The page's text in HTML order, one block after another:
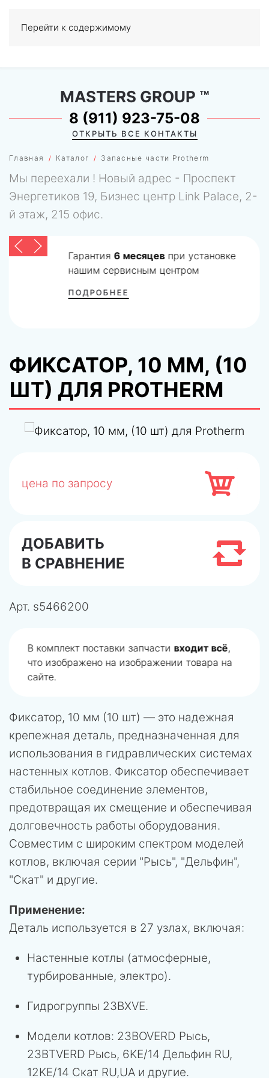
Перейти к содержимому
0
Главная Каталог Запасные части Protherm
MASTERS GROUP ™
8 (911) 923-75-08
ОТКРЫТЬ ВСЕ КОНТАКТЫ
Мы переехали ! Новый адрес - Проспект
Энергетиков 19, Бизнес центр Link Palace, 2-
й этаж, 215 офис.
Гарантия 6 месяцевпри установке
нашим сервисным центром
ПОДРОБНЕЕ
ФИКСАТОР, 10 ММ, (10
ШТ) ДЛЯ PROTHERM
цена по запросу
ДОБАВИТЬ
В СРАВНЕНИЕ
Арт. s5466200
В комплект поставки запчастивходит всё,
что изображено на изображении товара на
сайте.
Фиксатор, 10 мм (10 шт) — это надежная
крепежная деталь, предназначенная для
использования в гидравлических системах
настенных котлов. Фиксатор обеспечивает
стабильное соединение элементов,
предотвращая их смещение и обеспечивая
долговечность работы оборудования.
Совместим с широким спектром моделей
котлов, включая серии "Рысь", "Дельфин",
"Скат" и другие.
Применение:
Деталь используется в 27 узлах, включая:
Настенные котлы (атмосферные,
турбированные, электро).
Гидрогруппы 23BXVE.
Модели котлов: 23BOVERD Рысь,
23BTVERD Рысь, 6KE/14 Дельфин RU,
12KE/14 Скат RU,UA и другие.